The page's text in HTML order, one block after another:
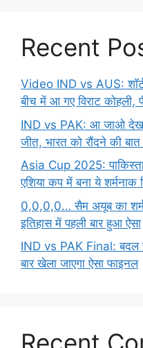
Recent
Video IND vs AUS: शॉर्ट
बीच में आ गए विराट कोहली,
IND vs PAK: आ जाओ देख
जीत, भारत को रौंदने की
Asia Cup 2025:
एशिया कप में बना ये शर्मनाक
0,0,0,0… सैम अयूब का
इतिहास में पहली बार हुआ ऐसा
IND vs PAK Final: बदल
बार खेला जाएगा ऐसा फाइनल